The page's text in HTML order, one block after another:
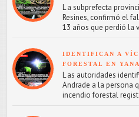
L a subprefecta
Resines, confirmó el
13 años que perdió la
IDENTIFICAN A
FORESTAL EN
L as autoridades
Andrade a la persona
incendio forestal